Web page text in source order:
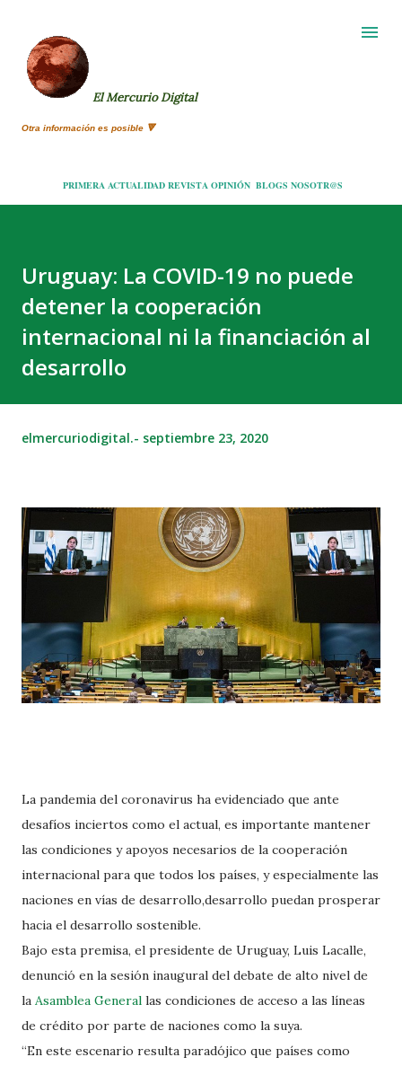
El Mercurio Digital
Otra información es posible 🔻
PRIMERA ACTUALIDAD REVISTA OPINIÓN BLOGS NOSOTR@S
Uruguay: La COVID-19 no puede
detener la cooperación
internacional ni la financiación al
desarrollo
elmercuriodigital.- septiembre 23, 2020
La pandemia del coronavirus ha evidenciado que ante
desafíos inciertos como el actual, es importante mantener
las condiciones y apoyos necesarios de la cooperación
internacional para que todos los países, y especialmente las
naciones en vías de desarrollo,desarrollo puedan prosperar
hacia el desarrollo sostenible.
Bajo esta premisa, el presidente de Uruguay, Luis Lacalle,
denunció en la sesión inaugural del debate de alto nivel de
la Asamblea General las condiciones de acceso a las líneas
de crédito por parte de naciones como la suya.
“En este escenario resulta paradójico que países como